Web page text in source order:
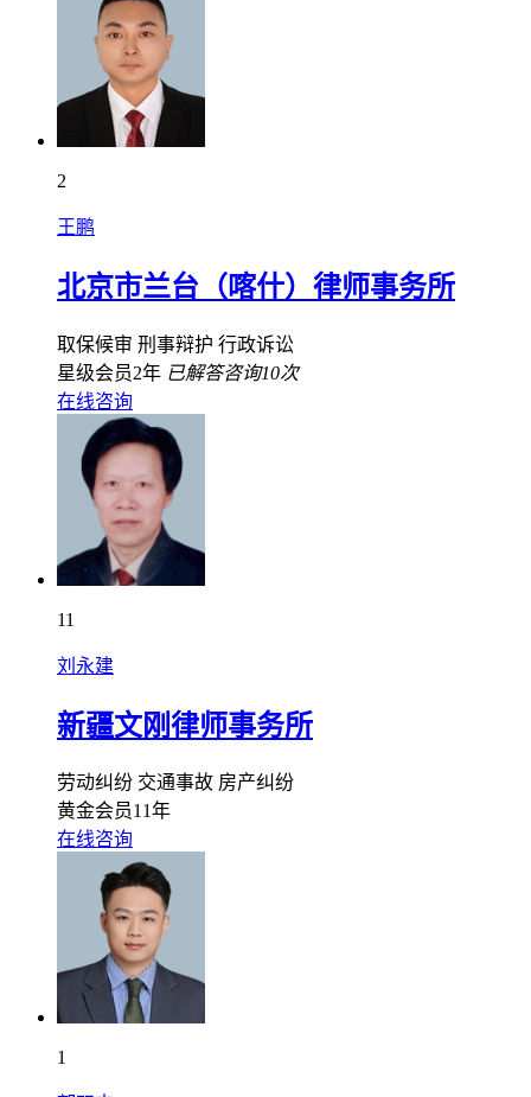
2
王鹏
北京市兰台（喀什）律师事务所
取保候审 刑事辩护 行政诉讼
星级会员2年 已解答咨询10次
在线咨询
11
刘永建
新疆文刚律师事务所
劳动纠纷 交通事故 房产纠纷
黄金会员11年
在线咨询
1